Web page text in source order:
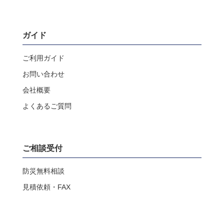
ガイド
ご利用ガイド
お問い合わせ
会社概要
よくあるご質問
ご相談受付
防災無料相談
見積依頼・FAX